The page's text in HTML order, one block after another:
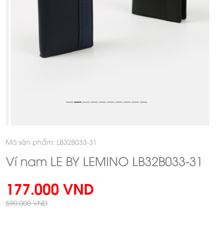
Mã sản phẩm: LB32B033-31
Ví nam LE BY LEMINO LB32B033-31
177.000 VND
590.000 VND